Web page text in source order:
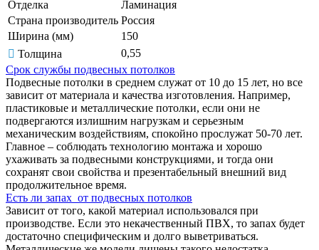
Отделка
Ламинация
Страна производитель Россия
Ширина (мм)
150
Толщина
0,55
Срок службы подвесных потолков
Подвесные потолки в среднем служат от 10 до 15 лет, но все
зависит от материала и качества изготовления. Например,
пластиковые и металлические потолки, если они не
подвергаются излишним нагрузкам и серьезным
механическим воздействиям, спокойно прослужат 50-70 лет.
Главное – соблюдать технологию монтажа и хорошо
ухаживать за подвесными конструкциями, и тогда они
сохранят свои свойства и презентабельный внешний вид
продолжительное время.
Есть ли запах от подвесных потолков
Зависит от того, какой материал использовался при
производстве. Если это некачественный ПВХ, то запах будет
достаточно специфическим и долго выветриваться.